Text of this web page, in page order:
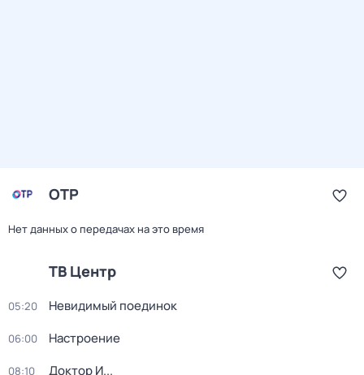
ОТР
Нет данных о передачах на это время
ТВ Центр
05:20 Невидимый поединок
06:00 Настроение
08:10 Доктор И...